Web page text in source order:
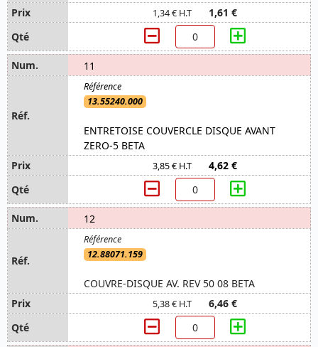
1,34 € H.T 1,61 €
11
13.55240.000
ENTRETOISE COUVERCLE DISQUE AVANT
ZERO-5 BETA
3,85 € H.T 4,62 €
12
12.88071.159
COUVRE-DISQUE AV. REV 50 08 BETA
5,38 € H.T 6,46 €